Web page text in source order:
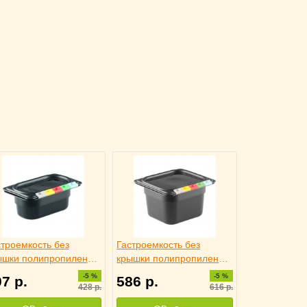
без
полипропилен
9) 500 мл H=6.5 см
см B=10.8 см
4012466
р. -5 %
428р.
Гастроемкость без
крышки полипропилен
(1/6) H=10 см L=17.6 см
B=16.2 см Restola,
4012465
586 р. -5 %
616р.